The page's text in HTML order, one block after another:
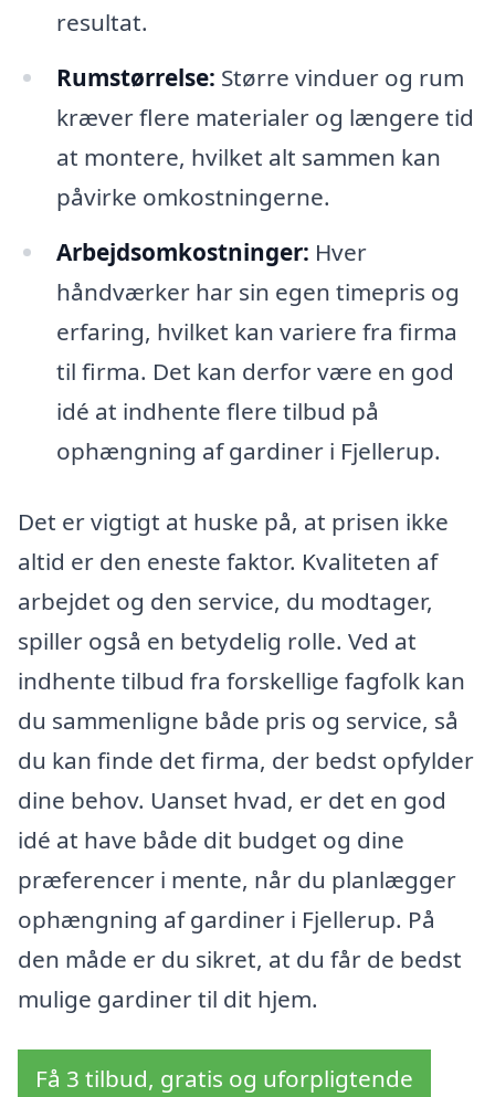
resultat.
Rumstørrelse: Større vinduer og rum
kræver flere materialer og længere tid
at montere, hvilket alt sammen kan
påvirke omkostningerne.
Arbejdsomkostninger: Hver
håndværker har sin egen timepris og
erfaring, hvilket kan variere fra firma
til firma. Det kan derfor være en god
idé at indhente flere tilbud på
ophængning af gardiner i Fjellerup.
Det er vigtigt at huske på, at prisen ikke
altid er den eneste faktor. Kvaliteten af
arbejdet og den service, du modtager,
spiller også en betydelig rolle. Ved at
indhente tilbud fra forskellige fagfolk kan
du sammenligne både pris og service, så
du kan finde det firma, der bedst opfylder
dine behov. Uanset hvad, er det en god
idé at have både dit budget og dine
præferencer i mente, når du planlægger
ophængning af gardiner i Fjellerup. På
den måde er du sikret, at du får de bedst
mulige gardiner til dit hjem.
Få 3 tilbud, gratis og uforpligtende